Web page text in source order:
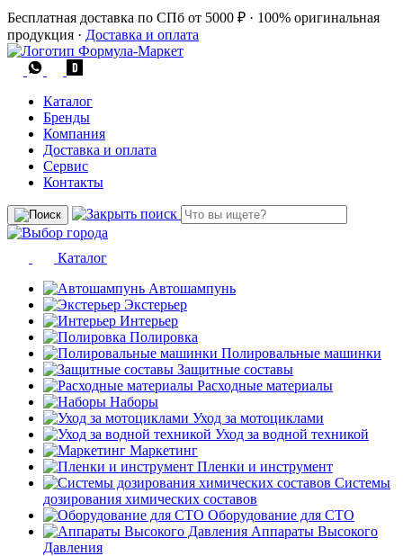
Бесплатная доставка по СПб от 5000 ₽ · 100% оригинальная
продукция · Доставка и оплата
Каталог
Бренды
Компания
Доставка и оплата
Сервис
Контакты
Каталог
Автошампунь
Экстерьер
Интерьер
Полировка
Полировальные машинки
Защитные составы
Расходные материалы
Наборы
Уход за мотоциклами
Уход за водной техникой
Маркетинг
Пленки и инструмент
Системы
дозирования химических составов
Оборудование для СТО
Аппараты Высокого
Давления